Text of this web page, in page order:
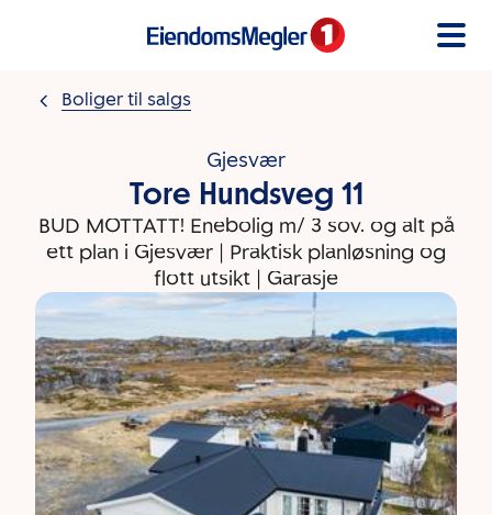
Boliger til salgs
Gjesvær
Tore Hundsveg 11
BUD MOTTATT! Enebolig m/ 3 sov. og alt på
ett plan i Gjesvær | Praktisk planløsning og
flott utsikt | Garasje